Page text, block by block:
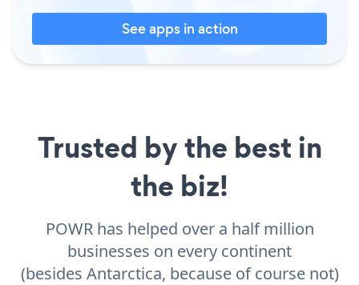
See apps in action
Trusted by the best in
the biz!
POWR has helped over a half million
businesses on every continent
(besides Antarctica, because of course not)